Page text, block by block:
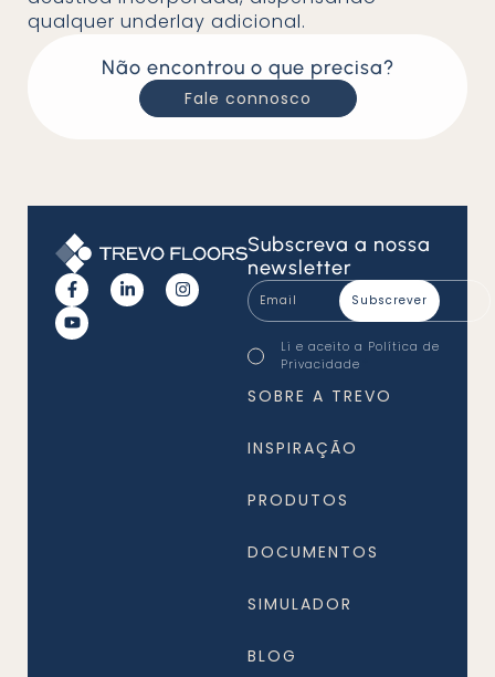
qualquer underlay adicional.
Não encontrou o que precisa?
Fale connosco
Subscreva a nossa
newsletter
Email
*
Consentimento
*
Li e aceito a Política de
Privacidade
SOBRE A TREVO
INSPIRAÇÃO
PRODUTOS
DOCUMENTOS
SIMULADOR
BLOG